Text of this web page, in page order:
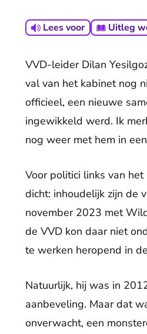
Lees voor Uitleg
VVD-leider Dilan
val van het kabinet nog
officieel, een nieuwe
ingewikkeld werd. Ik
nog weer met hem in
Voor politici links van
dicht: inhoudelijk zijn de
november 2023 met
de VVD kon daar niet
te werken heropend in
Natuurlijk, hij was in
aanbeveling. Maar dat
onverwacht, een